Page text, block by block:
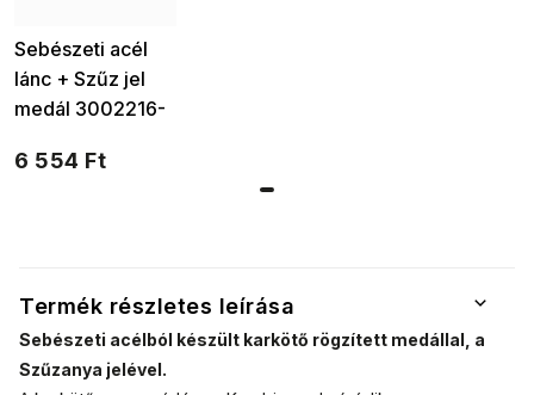
Termék részletes leírása
Sebészeti acélból készült karkötő rögzített medállal, a
Szűzanya jelével.
Sebészeti acél
lánc + Szűz jel
medál 3002216-
6 554 Ft